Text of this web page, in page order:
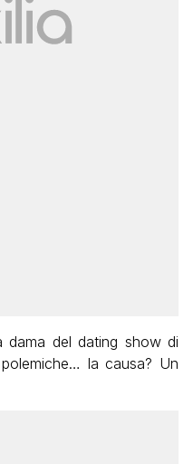
dama del dating show di
la causa? Un